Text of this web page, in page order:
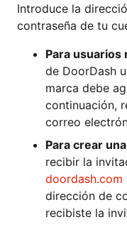
Introduce la
contraseña de tu
Para usuarios
de DoorDash
marca debe
continuación,
correo
Para crear
recibir la
doordash.com
dirección de
recibiste la